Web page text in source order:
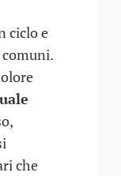
ciclo e
che